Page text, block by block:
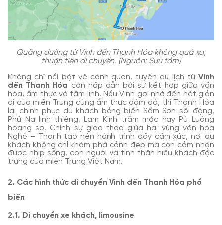
Quãng đường từ Vinh đến Thanh Hóa không quá xa,
thuận tiện di chuyển. (Nguồn: Sưu tầm)
Không chỉ nổi bật về cảnh quan, tuyến du lịch từ Vinh
đến Thanh Hóa còn hấp dẫn bởi sự kết hợp giữa văn
hóa, ẩm thực và tâm linh. Nếu Vinh gợi nhớ đến nét giản
dị của miền Trung cùng ẩm thực đậm đà, thì Thanh Hóa
lại chinh phục du khách bằng biển Sầm Sơn sôi động,
Phủ Na linh thiêng, Lam Kinh trầm mặc hay Pù Luông
hoang sơ. Chính sự giao thoa giữa hai vùng văn hóa
Nghệ – Thanh tạo nên hành trình đầy cảm xúc, nơi du
khách không chỉ khám phá cảnh đẹp mà còn cảm nhận
được nhịp sống, con người và tinh thần hiếu khách đặc
trưng của miền Trung Việt Nam.
2. Các hình thức di chuyển Vinh đến Thanh Hóa phổ
biến
2.1. Di chuyển xe khách, limousine